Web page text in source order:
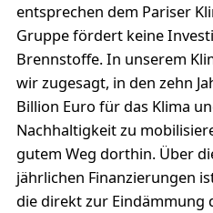
entsprechen dem Pariser
Gruppe fördert keine
Brennstoffe. In unserem
wir zugesagt, in den zehn
Billion Euro für das Klima
Nachhaltigkeit zu
gutem Weg dorthin. Über
jährlichen Finanzierungen
die direkt zur Eindämmung